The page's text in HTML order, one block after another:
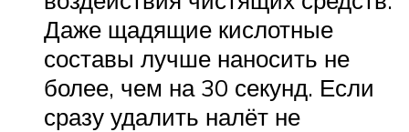
Даже щадящие кислотные
составы лучше наносить не
более, чем на 30 секунд. Если
сразу удалить налёт не